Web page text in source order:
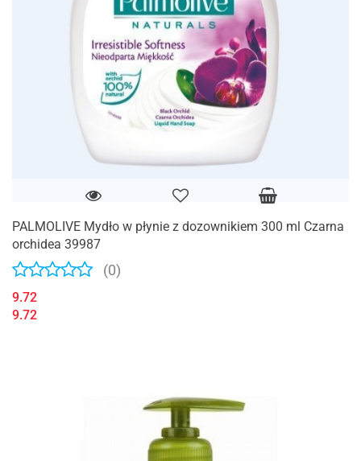
PALMOLIVE Mydło w płynie z dozownikiem 300 ml Czarna
orchidea 39987
(0)
9.72
9.72